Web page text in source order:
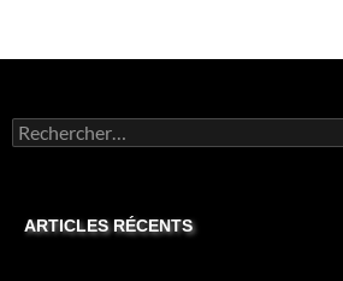
Rechercher :
ARTICLES RÉCENTS